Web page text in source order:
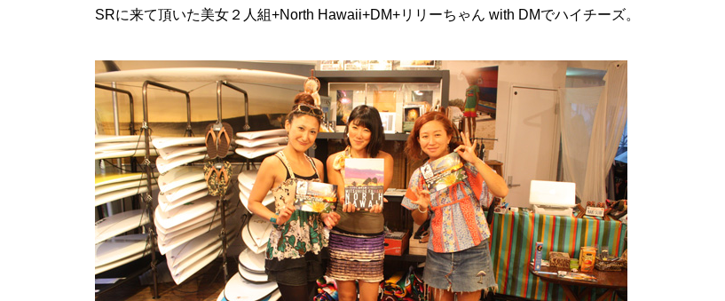
SRに来て頂いた美女２人組+North Hawaii+DM+リリーちゃん with DMでハイチーズ。